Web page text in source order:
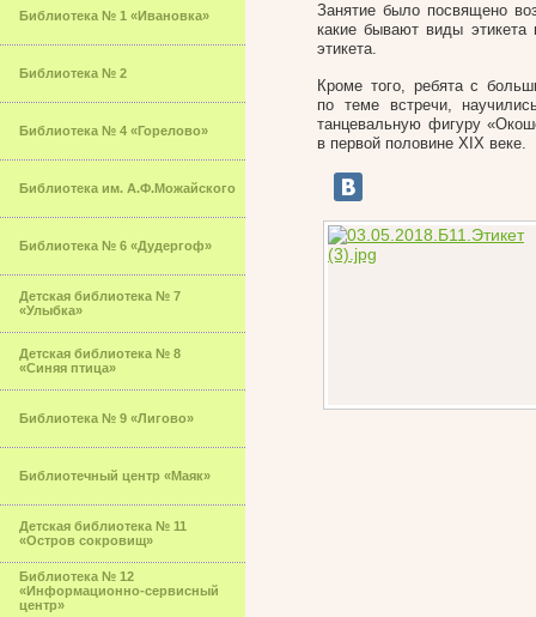
Библиотека № 1 «Ивановка»
Библиотека № 2
Библиотека № 4 «Горелово»
Библиотека им. А.Ф.Можайского
Библиотека № 6 «Дудергоф»
Детская библиотека № 7
«Улыбка»
Детская библиотека № 8
«Синяя птица»
Библиотека № 9 «Лигово»
Библиотечный центр «Маяк»
Детская библиотека № 11
«Остров сокровищ»
Библиотека № 12
«Информационно-сервисный
центр»
Занятие было посвящено
какие бывают виды этикета
этикета.
Кроме того, ребята с
по теме встречи,
танцевальную фигуру
в первой половине XIX веке.